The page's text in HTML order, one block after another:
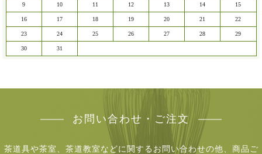
9 10 11 12 13 14 15
16 17 18 19 20 21 22
23 24 25 26 27 28 29
30 31
お問い合わせ・ご注文
茶道具や茶室、茶道教室などに関するお問い合わせの他、商品ご